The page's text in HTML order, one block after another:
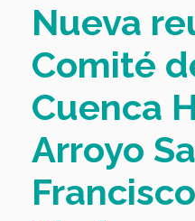
Nueva
Comité
Cuenca
Arroyo